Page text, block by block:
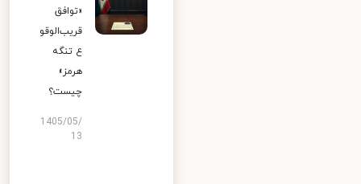
«توافق
قریب‌الوقو
ع تنگه
هرمز»
چیست؟
1405/05/
13